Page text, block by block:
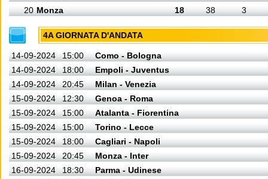
20 Monza 18 38 3
4A GIORNATA D'ANDATA
14-09-2024 15:00
Como - Bologna
14-09-2024
18:00
Empoli - Juventus
14-09-2024
20:45
Milan - Venezia
15-09-2024
12:30
Genoa - Roma
15-09-2024
15:00
Atalanta - Fiorentina
15-09-2024
15:00
Torino - Lecce
15-09-2024
18:00
Cagliari - Napoli
15-09-2024
20:45
Monza - Inter
16-09-2024
18:30
Parma - Udinese